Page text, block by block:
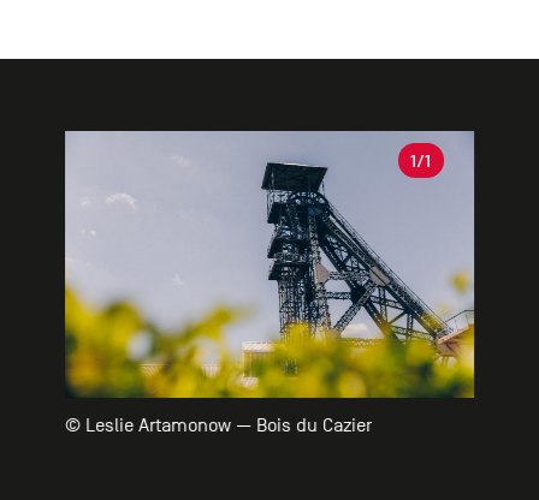
© Leslie Artamonow — Bois du Cazier
1/1